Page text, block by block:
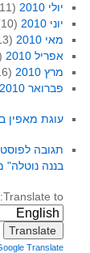
יולי 2010
(11)
יוני 2010
(10)
מאי 2010
(13)
אפריל 2010
מרץ 2010
(16)
פברואר 2010
עוגת מאפין
תגובה
בננה
Translate to:
Translate